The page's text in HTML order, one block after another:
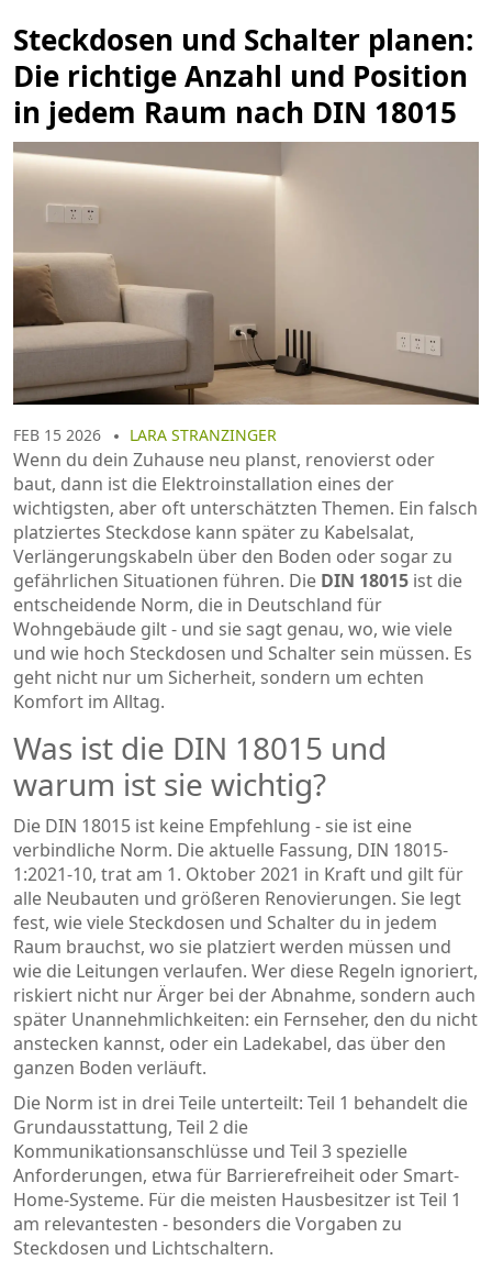
Steckdosen und Schalter planen:
Die richtige Anzahl und Position
in jedem Raum nach DIN 18015
FEB 15 2026 LARA STRANZINGER
Wenn du dein Zuhause neu planst, renovierst oder
baut, dann ist die Elektroinstallation eines der
wichtigsten, aber oft unterschätzten Themen. Ein falsch
platziertes Steckdose kann später zu Kabelsalat,
Verlängerungskabeln über den Boden oder sogar zu
gefährlichen Situationen führen. Die DIN 18015 ist die
entscheidende Norm, die in Deutschland für
Wohngebäude gilt - und sie sagt genau, wo, wie viele
und wie hoch Steckdosen und Schalter sein müssen. Es
geht nicht nur um Sicherheit, sondern um echten
Komfort im Alltag.
Was ist die DIN 18015 und
warum ist sie wichtig?
Die DIN 18015 ist keine Empfehlung - sie ist eine
verbindliche Norm. Die aktuelle Fassung, DIN 18015-
1:2021-10, trat am 1. Oktober 2021 in Kraft und gilt für
alle Neubauten und größeren Renovierungen. Sie legt
fest, wie viele Steckdosen und Schalter du in jedem
Raum brauchst, wo sie platziert werden müssen und
wie die Leitungen verlaufen. Wer diese Regeln ignoriert,
riskiert nicht nur Ärger bei der Abnahme, sondern auch
später Unannehmlichkeiten: ein Fernseher, den du nicht
anstecken kannst, oder ein Ladekabel, das über den
ganzen Boden verläuft.
Die Norm ist in drei Teile unterteilt: Teil 1 behandelt die
Grundausstattung, Teil 2 die
Kommunikationsanschlüsse und Teil 3 spezielle
Anforderungen, etwa für Barrierefreiheit oder Smart-
Home-Systeme. Für die meisten Hausbesitzer ist Teil 1
am relevantesten - besonders die Vorgaben zu
Steckdosen und Lichtschaltern.